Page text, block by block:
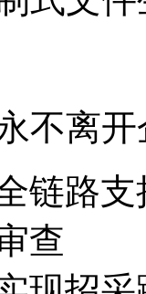
不离
全链路
查